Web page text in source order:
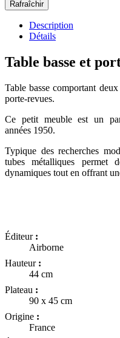
Description
Détails
Table basse et
Table basse comportant
porte-revues.
Ce petit meuble est un
années 1950.
Typique des recherches
tubes métalliques permet
dynamiques tout en offrant
Éditeur :
Airborne
Hauteur :
44 cm
Plateau :
90 x 45 cm
Origine :
France